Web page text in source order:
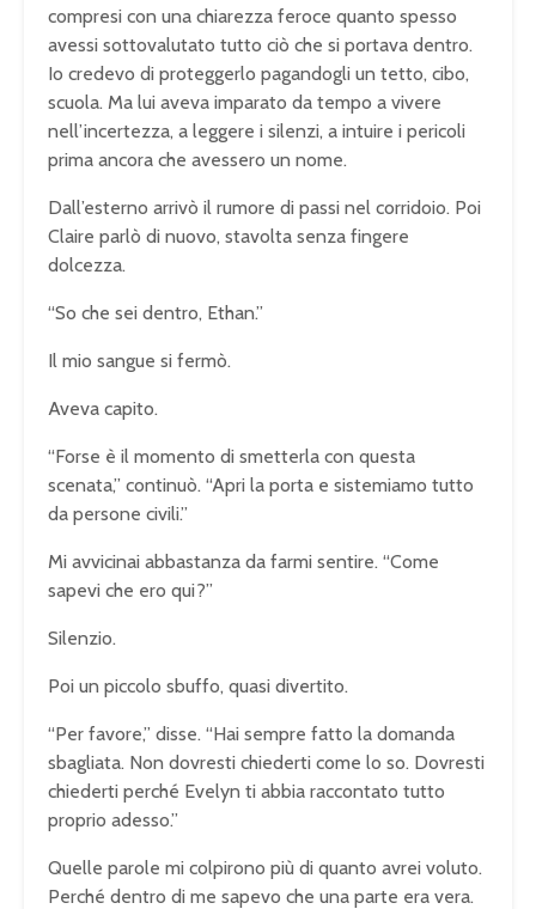
compresi con una chiarezza feroce quanto spesso
avessi sottovalutato tutto ciò che si portava dentro.
Io credevo di proteggerlo pagandogli un tetto, cibo,
scuola. Ma lui aveva imparato da tempo a vivere
nell’incertezza, a leggere i silenzi, a intuire i pericoli
prima ancora che avessero un nome.
Dall’esterno arrivò il rumore di passi nel corridoio. Poi
Claire parlò di nuovo, stavolta senza fingere
dolcezza.
“So che sei dentro, Ethan.”
Il mio sangue si fermò.
Aveva capito.
“Forse è il momento di smetterla con questa
scenata,” continuò. “Apri la porta e sistemiamo tutto
da persone civili.”
Mi avvicinai abbastanza da farmi sentire. “Come
sapevi che ero qui?”
Silenzio.
Poi un piccolo sbuffo, quasi divertito.
“Per favore,” disse. “Hai sempre fatto la domanda
sbagliata. Non dovresti chiederti come lo so. Dovresti
chiederti perché Evelyn ti abbia raccontato tutto
proprio adesso.”
Quelle parole mi colpirono più di quanto avrei voluto.
Perché dentro di me sapevo che una parte era vera.